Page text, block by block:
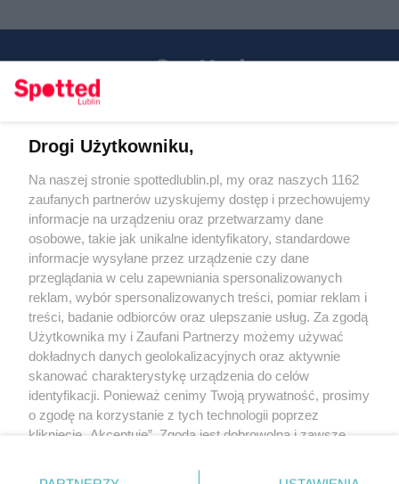
KATEGORIE
OGŁOSZENIA
WYDARZENIA
NA SKRÓTY
Regulamin
Polityka prywatności
RODO
Warunki korzystania z treści
Drogi Użytkowniku,
Na naszej stronie spottedlublin.pl, my oraz naszych 1162
zaufanych partnerów uzyskujemy dostęp i przechowujemy
informacje na urządzeniu oraz przetwarzamy dane
osobowe, takie jak unikalne identyfikatory, standardowe
informacje wysyłane przez urządzenie czy dane
przeglądania w celu zapewniania spersonalizowanych
reklam, wybór spersonalizowanych treści, pomiar reklam i
treści, badanie odbiorców oraz ulepszanie usług. Za zgodą
Użytkownika my i Zaufani Partnerzy możemy używać
dokładnych danych geolokalizacyjnych oraz aktywnie
skanować charakterystykę urządzenia do celów
identyfikacji. Ponieważ cenimy Twoją prywatność, prosimy
o zgodę na korzystanie z tych technologii poprzez
kliknięcie „Akceptuję”. Zgoda jest dobrowolna i zawsze
prywatności znajdujący się w lewym dolnym rogu strony